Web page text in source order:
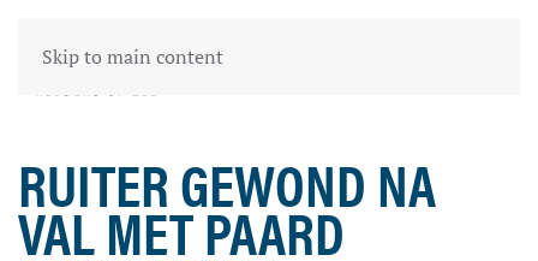
Skip to main content
RUITER GEWOND NA
VAL MET PAARD